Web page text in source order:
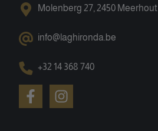
Molenberg 27, 2450 Meerhout
info@laghironda.be
+32 14 368 740